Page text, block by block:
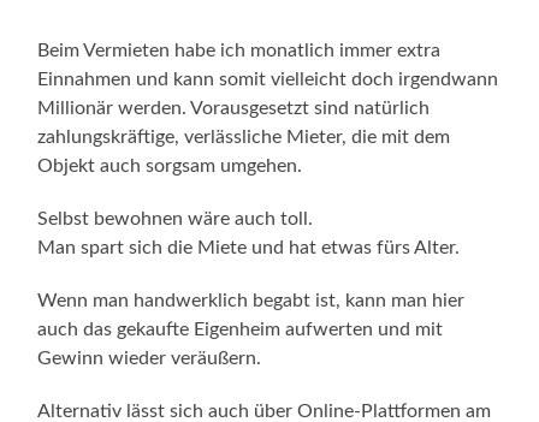
Beim Vermieten habe ich monatlich immer extra
Einnahmen und kann somit vielleicht doch irgendwann
Millionär werden. Vorausgesetzt sind natürlich
zahlungskräftige, verlässliche Mieter, die mit dem
Objekt auch sorgsam umgehen.
Selbst bewohnen wäre auch toll.
Man spart sich die Miete und hat etwas fürs Alter.
Wenn man handwerklich begabt ist, kann man hier
auch das gekaufte Eigenheim aufwerten und mit
Gewinn wieder veräußern.
Alternativ lässt sich auch über Online-Plattformen am